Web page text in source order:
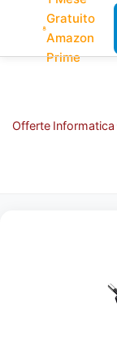
Gratuito
Amazon
Prime
Offerte Informatica